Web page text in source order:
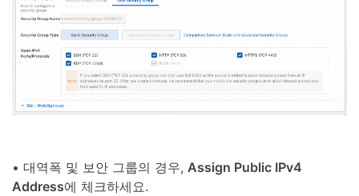
• 대역폭 및 보안 그룹의 경우, Assign Public IPv4
Address에 체크하세요.